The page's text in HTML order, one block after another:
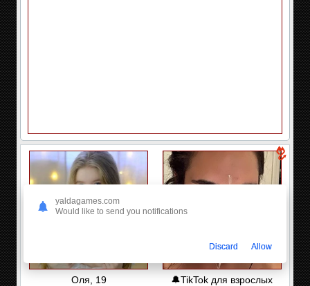
Оля, 19 🔔TikTok для взрослых
yaldagames.com
Would like to send you notifications
Discard Allow